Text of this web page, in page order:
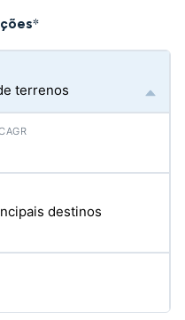
*
terrenos
destinos